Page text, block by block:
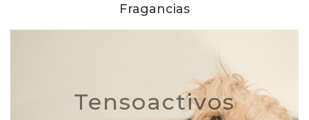
Fragancias
Tensoactivos